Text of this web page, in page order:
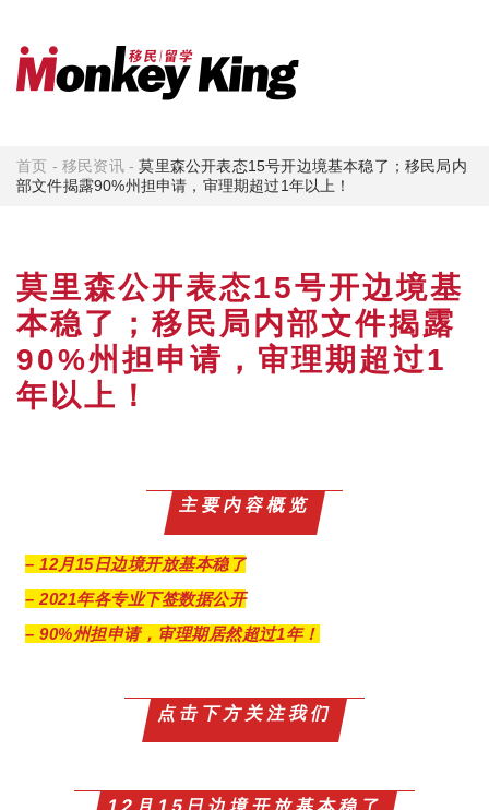
首页 -移民资讯-莫里森公开表态15号开边境基本稳了；移民局内
部文件揭露90%州担申请，审理期超过1年以上！
莫里森公开表态15号开边境基
本稳了；移民局内部文件揭露
90%州担申请，审理期超过1
年以上！
主要内容概览
– 12月15日边境开放基本稳了
– 2021年各专业下签数据公开
– 90%州担申请，审理期居然超过1年！
点击下方关注我们